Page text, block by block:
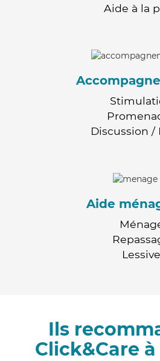
Aide à la
Discussion /
Aide
Lessive
Ils
Click&Care